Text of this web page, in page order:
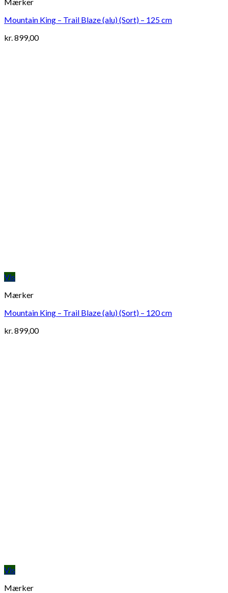
Mountain King – Trail Blaze (alu) (Sort) – 125 cm
kr.899,00
Vis
Mærker
Mountain King – Trail Blaze (alu) (Sort) – 120 cm
kr.899,00
Vis
Mærker